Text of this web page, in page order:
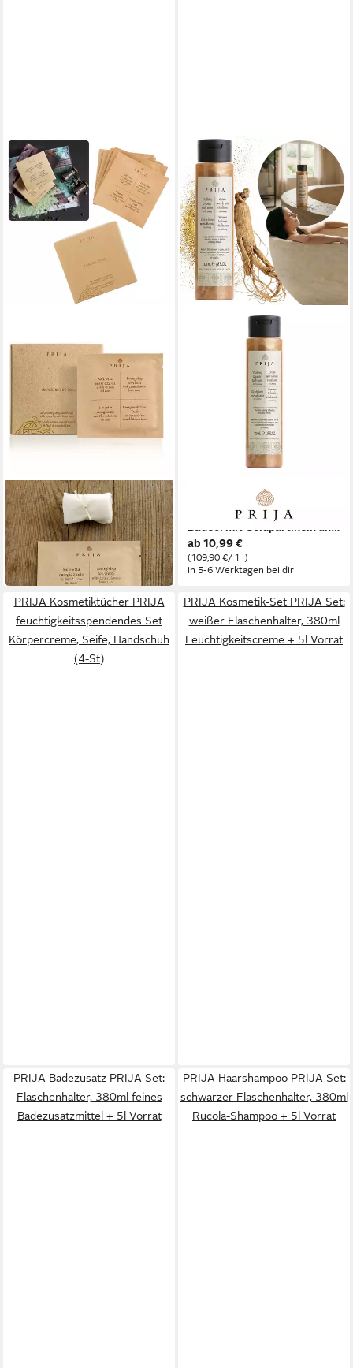
PRIJA
Kosmetiktücher PRIJA
antibakterielle Reisetücher
mit Lotusblüte 10 Stückx4ml
12,99 €
in 5-6 Werktagen bei dir
Duschgel PRIJA Nährendes
Badeöl mit Goldpartikeln und
Ginseng, vegan
ab 10,99 €
(109,90 €/ 1 l)
in 5-6 Werktagen bei dir
PRIJA Kosmetiktücher PRIJA
feuchtigkeitsspendendes Set
Körpercreme, Seife, Handschuh
(4-St)
PRIJA Kosmetik-Set PRIJA Set:
weißer Flaschenhalter, 380ml
Feuchtigkeitscreme + 5l Vorrat
PRIJA Badezusatz PRIJA Set:
Flaschenhalter, 380ml feines
Badezusatzmittel + 5l Vorrat
PRIJA Haarshampoo PRIJA Set:
schwarzer Flaschenhalter, 380ml
Rucola-Shampoo + 5l Vorrat